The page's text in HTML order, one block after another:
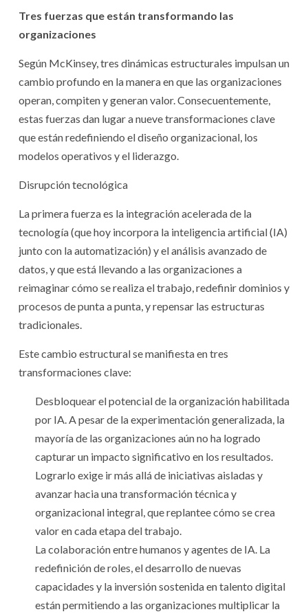
Tres fuerzas que están transformando las
organizaciones
Según McKinsey, tres dinámicas estructurales impulsan un
cambio profundo en la manera en que las organizaciones
operan, compiten y generan valor. Consecuentemente,
estas fuerzas dan lugar a nueve transformaciones clave
que están redefiniendo el diseño organizacional, los
modelos operativos y el liderazgo.
Disrupción tecnológica
La primera fuerza es la integración acelerada de la
tecnología (que hoy incorpora la inteligencia artificial (IA)
junto con la automatización) y el análisis avanzado de
datos, y que está llevando a las organizaciones a
reimaginar cómo se realiza el trabajo, redefinir dominios y
procesos de punta a punta, y repensar las estructuras
tradicionales.
Este cambio estructural se manifiesta en tres
transformaciones clave:
Desbloquear el potencial de la organización habilitada
por IA. A pesar de la experimentación generalizada, la
mayoría de las organizaciones aún no ha logrado
capturar un impacto significativo en los resultados.
Lograrlo exige ir más allá de iniciativas aisladas y
avanzar hacia una transformación técnica y
organizacional integral, que replantee cómo se crea
valor en cada etapa del trabajo.
La colaboración entre humanos y agentes de IA. La
redefinición de roles, el desarrollo de nuevas
capacidades y la inversión sostenida en talento digital
están permitiendo a las organizaciones multiplicar la